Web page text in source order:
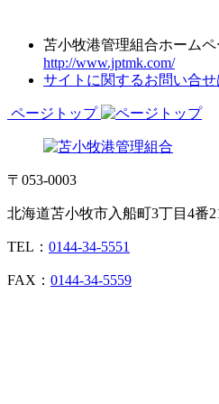
苫小牧港管理組合ホームペ
http://www.jptmk.com/
サイトに関するお問い合せ
ページトップ
〒053-0003
北海道苫小牧市入船町3丁目4番
TEL： 0144-34-5551
FAX： 0144-34-5559